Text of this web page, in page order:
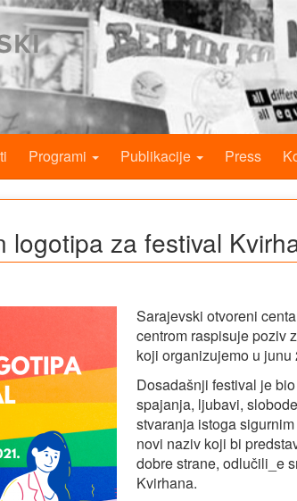
Programi Publikacije Press
logotipa za festival
Sarajevski otvoreni
centrom raspisuje poziv
koji organizujemo u junu
Dosadašnji festival je
spajanja, ljubavi,
stvaranja istoga
novi naziv koji bi
dobre strane, odlučili_e
Kvirhana.